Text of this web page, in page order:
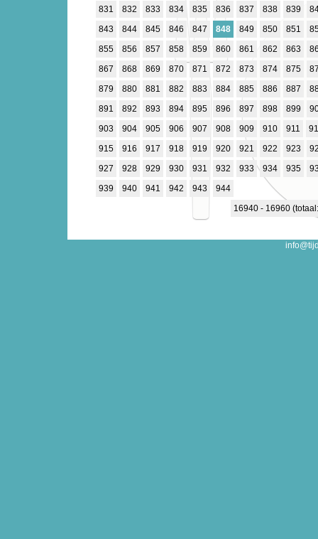
831
832 833 834 835 836 837 838 839
843
844 845 846 847 848 849 850 851
855
856 857 858 859 860 861 862 863
867
868 869 870 871 872 873 874 875
879
880 881 882 883 884 885 886 887
891
892 893 894 895 896 897 898 899
903
904 905 906 907 908 909 910 911
915
916 917 918 919 920 921 922 923
927
928 929 930 931 932 933 934 935
939
940 941 942 943
944
16940 - 16960